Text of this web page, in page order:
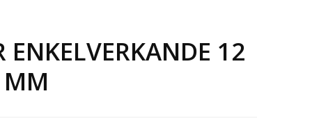
ENKELVERKANDE 12